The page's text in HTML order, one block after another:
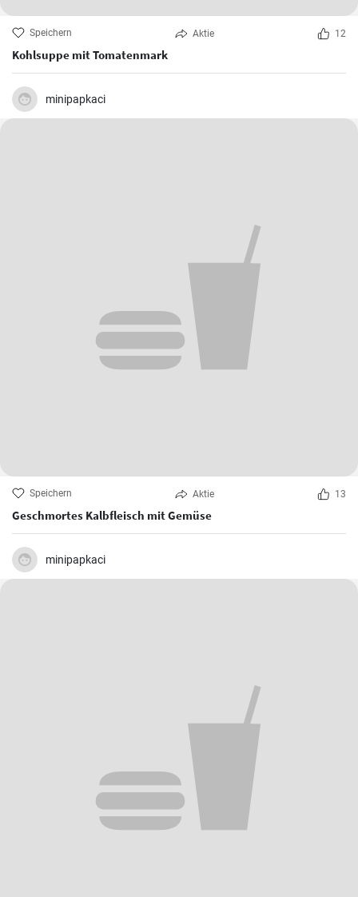
Speichern Aktie 12
Kohlsuppe mit Tomatenmark
minipapkaci
Speichern Aktie 13
Geschmortes Kalbfleisch mit Gemüse
minipapkaci